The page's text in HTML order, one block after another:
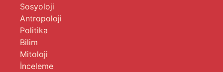
Sosyoloji
Antropoloji
Politika
Bilim
Mitoloji
İnceleme